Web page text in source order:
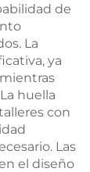
de
La
ya
huella
con
Las
el diseño